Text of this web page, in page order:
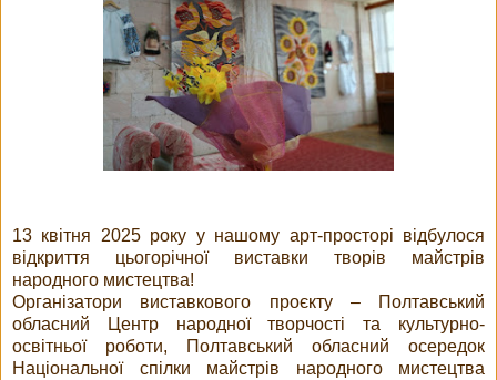
13 квітня 2025 року у нашому арт-просторі відбулося
відкриття цьогорічної виставки творів майстрів
народного мистецтва!
Організатори виставкового проєкту – Полтавський
обласний Центр народної творчості та культурно-
освітньої роботи, Полтавський обласний осередок
Національної спілки майстрів народного мистецтва